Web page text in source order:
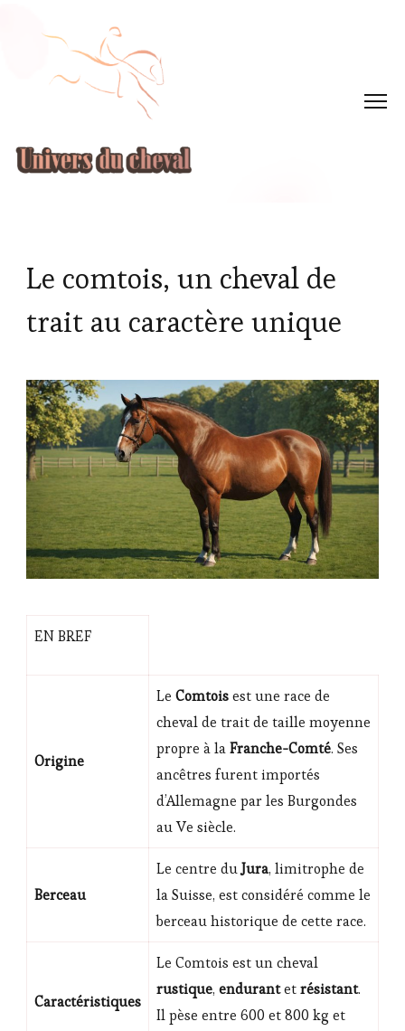
Le comtois, un cheval de
trait au caractère unique
EN BREF
Origine
Le Comtoisest une race de
cheval de trait de taille moyenne
propre à laFranche-Comté. Ses
ancêtres furent importés
d’Allemagne par les Burgondes
au Ve siècle.
Berceau
Le centre duJura, limitrophe de
la Suisse, est considéré comme le
berceau historique de cette race.
Caractéristiques
Le Comtois est un cheval
rustique, endurantetrésistant.
Il pèse entre 600 et 800 kg et